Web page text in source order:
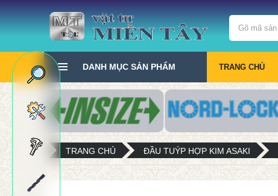
DANH MỤC SẢN PHẨM TRANG CHỦ
TRANG CHỦ ĐẦU TUÝP HỢP KIM ASAKI